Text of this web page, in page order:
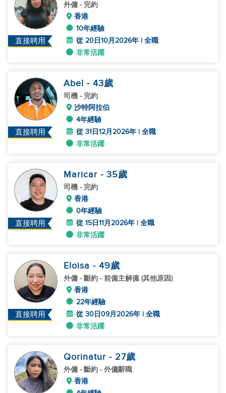
直接聘用
外傭 - 完約
香港
10年經驗
從 20日10月2026年 | 全職
非常活躍
直接聘用
Abel - 43歲
司機 - 完約
沙特阿拉伯
4年經驗
從 31日12月2026年 | 全職
非常活躍
直接聘用
Maricar - 35歲
司機 - 完約
香港
0年經驗
從 15日11月2026年 | 全職
非常活躍
直接聘用
Eloisa - 49歲
外傭 - 斷約 - 前僱主解僱 (其他原因)
香港
22年經驗
從 30日09月2026年 | 全職
非常活躍
Qorinatur - 27歲
外傭 - 斷約 - 外傭辭職
香港